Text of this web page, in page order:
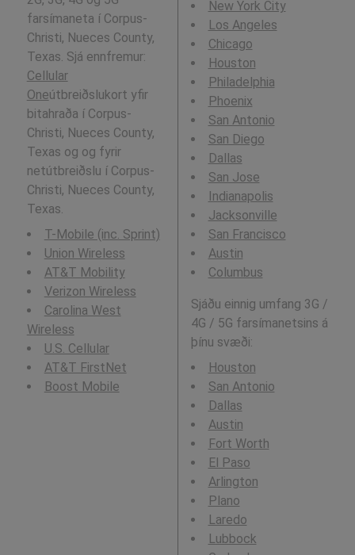
farsímaneta í Corpus-
Christi, Nueces County,
Texas. Sjá ennfremur:
Cellular
Oneútbreiðslukort yfir
bitahraða í Corpus-
Christi, Nueces County,
Texas og og fyrir
netútbreiðslu í Corpus-
Christi, Nueces County,
Texas.
T-Mobile (inc. Sprint)
Union Wireless
AT&T Mobility
Verizon Wireless
Carolina West
Wireless
U.S. Cellular
AT&T FirstNet
Boost Mobile
New York City
Los Angeles
Chicago
Houston
Philadelphia
Phoenix
San Antonio
San Diego
Dallas
San Jose
Indianapolis
Jacksonville
San Francisco
Austin
Columbus
Sjáðu einnig umfang 3G /
4G / 5G farsímanetsins á
þínu svæði:
Houston
San Antonio
Dallas
Austin
Fort Worth
El Paso
Arlington
Plano
Laredo
Lubbock